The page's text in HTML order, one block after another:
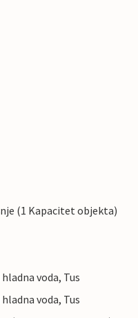
(1 Kapacitet objekta)
voda, Tus
voda, Tus